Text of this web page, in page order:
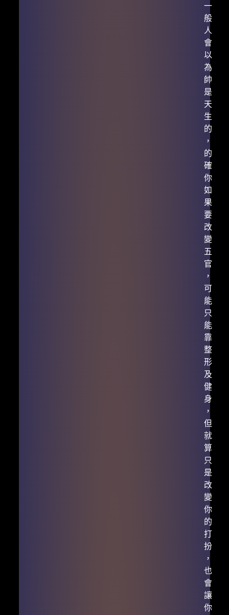
一
般
人
會
以
為
帥
是
天
生
的
，
的
確
你
如
果
要
改
變
五
官
，
可
能
只
能
靠
整
形
及
健
身
，
但
就
算
只
是
改
變
你
的
打
扮
，
也
會
讓
你